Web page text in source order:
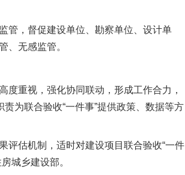
，督促建设单位、勘察单位、设计单
、无感监管。
重视，强化协同联动，形成工作合力，
为联合验收“一件事”提供政策、数据等方
估机制，适时对建设项目联合验收“一件
城乡建设部。